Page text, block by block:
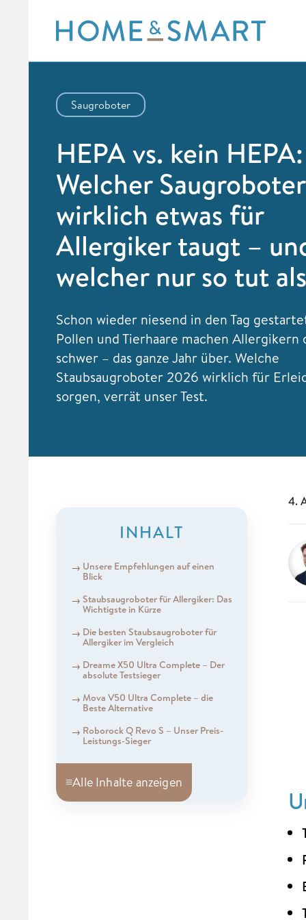
content
Saugroboter
HEPA vs. kein HEPA:
Welcher Saugroboter
wirklich etwas für
Allergiker taugt –
welcher nur so tut
Schon wieder niesend in den Tag
Pollen und Tierhaare machen Allergikern
schwer – das ganze Jahr über. Welche
Staubsaugroboter 2026 wirklich für
sorgen, verrät unser Test.
INHALT
Unsere Empfehlungen auf einen
Blick
Staubsaugroboter für Allergiker: Das
Wichtigste in Kürze
Die besten Staubsaugroboter für
Allergiker im Vergleich
Dreame X50 Ultra Complete – Der
absolute Testsieger
Mova V50 Ultra Complete – die
Beste Alternative
Roborock Q Revo S – Unser Preis-
Leistungs-Sieger
≡Alle Inhalte anzeigen
4.